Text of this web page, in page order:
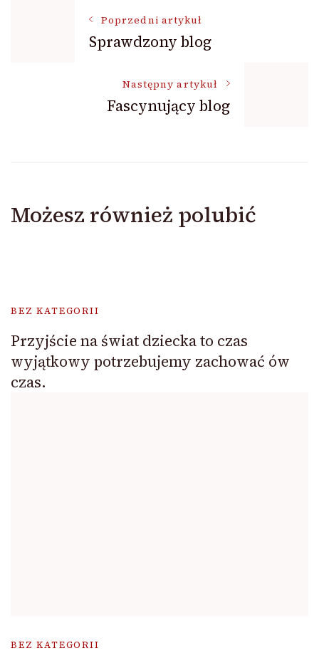
NawigacjaPoprzedni artykuł
Sprawdzony blog
Następny artykuł
Fascynujący blog
Możesz również polubić
BEZ KATEGORII
Przyjście na świat dziecka to czas
wyjątkowy potrzebujemy zachować ów
czas.
BEZ KATEGORII